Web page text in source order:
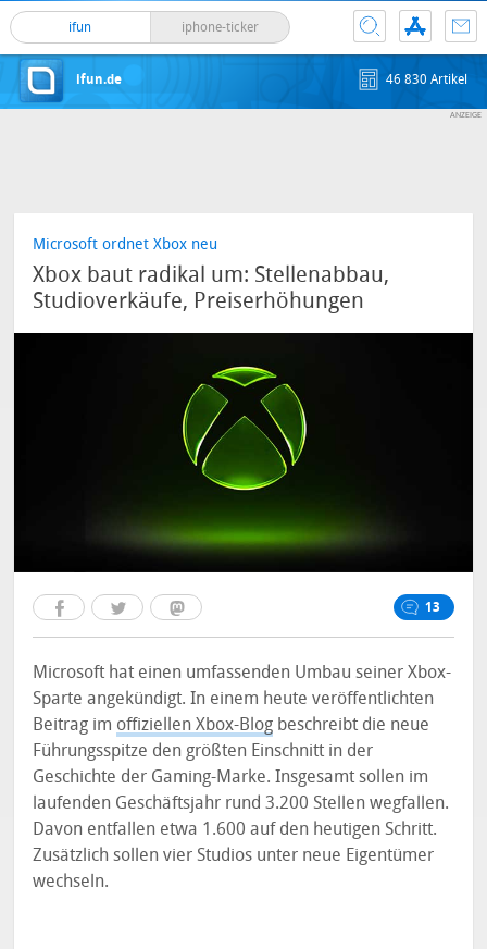
ifun iphone-ticker
ifun.de 46 830 Artikel
Microsoft ordnet Xbox neu
Xbox baut radikal um: Stellenabbau,
Studioverkäufe, Preiserhöhungen
13
Microsoft hat einen umfassenden Umbau seiner Xbox-
Sparte angekündigt. In einem heute veröffentlichten
Beitrag im offiziellen Xbox-Blog beschreibt die neue
Führungsspitze den größten Einschnitt in der
Geschichte der Gaming-Marke. Insgesamt sollen im
laufenden Geschäftsjahr rund 3.200 Stellen wegfallen.
Davon entfallen etwa 1.600 auf den heutigen Schritt.
Zusätzlich sollen vier Studios unter neue Eigentümer
wechseln.